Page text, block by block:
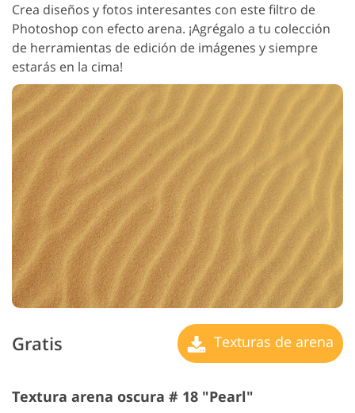
Crea diseños y fotos interesantes con este filtro de
Photoshop con efecto arena. ¡Agrégalo a tu colección
de herramientas de edición de imágenes y siempre
estarás en la cima!
Gratis Texturas de arena
Textura arena oscura # 18 "Pearl"